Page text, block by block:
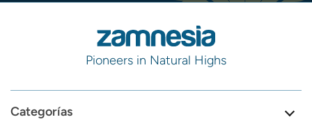
Pioneers in Natural Highs
Categorías